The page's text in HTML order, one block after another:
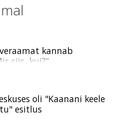
kannab
siis, kui?“
oli "Kaanani keele
esitlus